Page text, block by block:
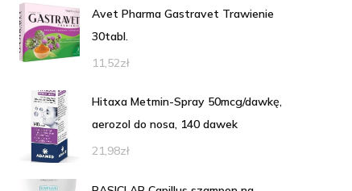
Avet Pharma Gastravet Trawienie
30tabl.
11,52zł
Hitaxa Metmin-Spray 50mcg/dawkę,
aerozol do nosa, 140 dawek
21,98zł